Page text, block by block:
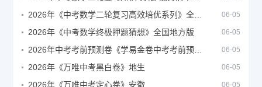
06-05
2026年《中考数学终极押题猜想》全国地方版 06-05
06-05
2026年《万唯中考黑白卷》地生 06-05
2026年《万唯中考定心卷》安徽 06-05